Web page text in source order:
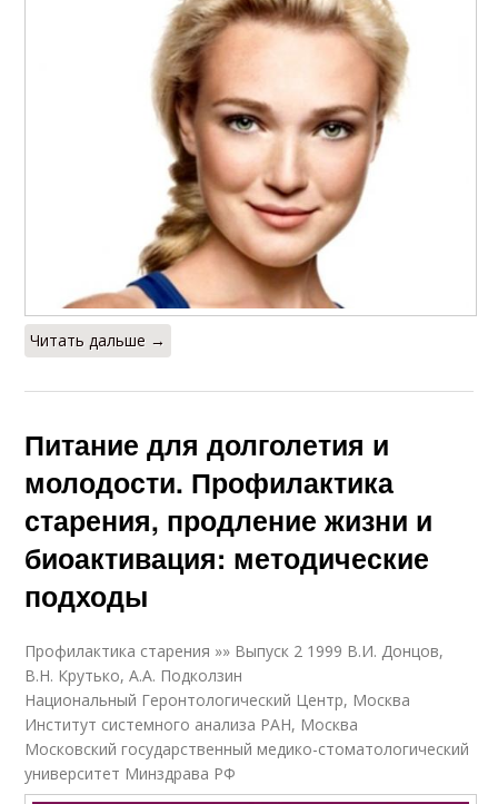
Читать дальше →
Питание для долголетия и
молодости. Профилактика
старения, продление жизни и
биоактивация: методические
подходы
Профилактика старения »» Выпуск 2 1999 В.И. Донцов,
В.Н. Крутько, А.А. Подколзин
Национальный Геронтологический Центр, Москва
Институт системного анализа РАН, Москва
Московский государственный медико-стоматологический
университет Минздрава РФ